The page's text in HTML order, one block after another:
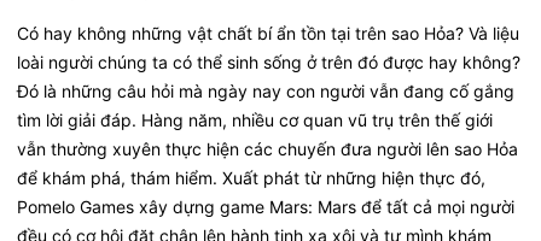
Có hay không những vật chất bí ẩn tồn tại trên sao Hỏa? Và liệu
loài người chúng ta có thể sinh sống ở trên đó được hay không?
Đó là những câu hỏi mà ngày nay con người vẫn đang cố gắng
tìm lời giải đáp. Hàng năm, nhiều cơ quan vũ trụ trên thế giới
vẫn thường xuyên thực hiện các chuyến đưa người lên sao Hỏa
để khám phá, thám hiểm. Xuất phát từ những hiện thực đó,
Pomelo Games xây dựng game Mars: Mars để tất cả mọi người
đều có cơ hội đặt chân lên hành tinh xa xôi và tự mình khám